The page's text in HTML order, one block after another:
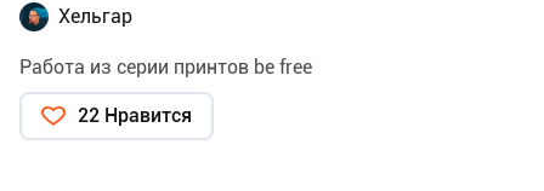
Хельгар
Работа из серии принтов be free
22 Нравится